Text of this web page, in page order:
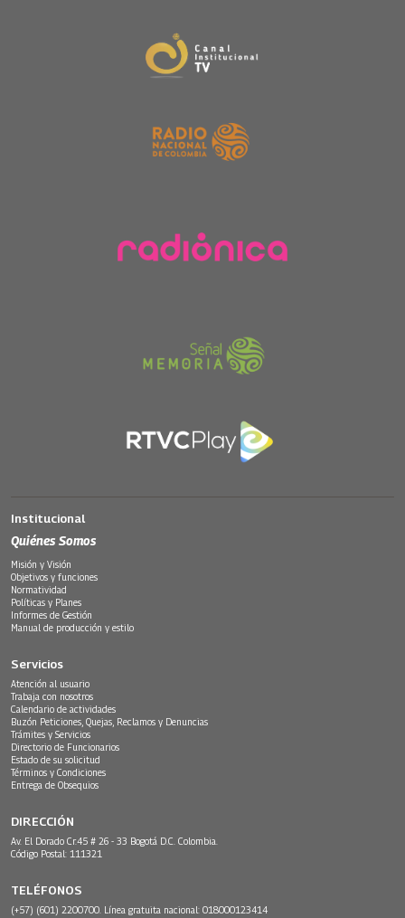
Institucional
Quiénes Somos
Misión y Visión
Objetivos y funciones
Normatividad
Políticas y Planes
Informes de Gestión
Manual de producción y estilo
Servicios
Atención al usuario
Trabaja con nosotros
Calendario de actividades
Buzón Peticiones, Quejas, Reclamos y Denuncias
Trámites y Servicios
Directorio de Funcionarios
Estado de su solicitud
Términos y Condiciones
Entrega de Obsequios
DIRECCIÓN
Av. El Dorado Cr.45 # 26 - 33 Bogotá D.C. Colombia.
Código Postal: 111321
TELÉFONOS
(+57) (601) 2200700. Línea gratuita nacional: 018000123414